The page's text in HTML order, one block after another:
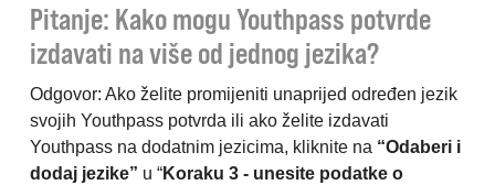
Pitanje: Kako mogu Youthpass potvrde
izdavati na više od jednog jezika?
Odgovor: Ako želite promijeniti unaprijed određen jezik
svojih Youthpass potvrda ili ako želite izdavati
Youthpass na dodatnim jezicima, kliknite na “Odaberi i
dodaj jezike” u “Koraku 3 - unesite podatke o